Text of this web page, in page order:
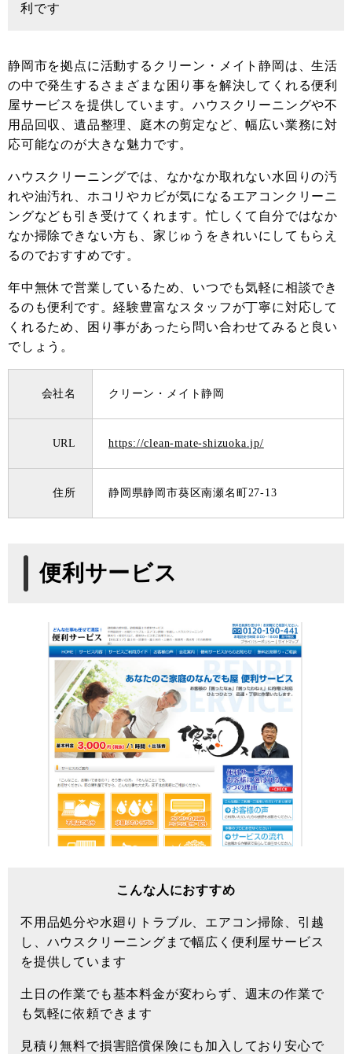
利です
静岡市を拠点に活動するクリーン・メイト静岡は、生活
の中で発生するさまざまな困り事を解決してくれる便利
屋サービスを提供しています。ハウスクリーニングや不
用品回収、遺品整理、庭木の剪定など、幅広い業務に対
応可能なのが大きな魅力です。
ハウスクリーニングでは、なかなか取れない水回りの汚
れや油汚れ、ホコリやカビが気になるエアコンクリーニ
ングなども引き受けてくれます。忙しくて自分ではなか
なか掃除できない方も、家じゅうをきれいにしてもらえ
るのでおすすめです。
年中無休で営業しているため、いつでも気軽に相談でき
るのも便利です。経験豊富なスタッフが丁寧に対応して
くれるため、困り事があったら問い合わせてみると良い
でしょう。
会社名 クリーン・メイト静岡
URL https://clean-mate-shizuoka.jp/
住所 静岡県静岡市葵区南瀬名町27-13
便利サービス
こんな人におすすめ
不用品処分や水廻りトラブル、エアコン掃除、引越
し、ハウスクリーニングまで幅広く便利屋サービス
を提供しています
土日の作業でも基本料金が変わらず、週末の作業で
も気軽に依頼できます
見積り無料で損害賠償保険にも加入しており安心で